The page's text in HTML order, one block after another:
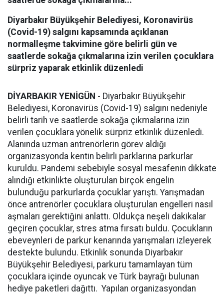
Diyarbakır Büyükşehir Belediyesi, Koronavirüs
(Covid-19) salgını kapsamında açıklanan
normalleşme takvimine göre belirli gün ve
saatlerde sokağa çıkmalarına izin verilen çocuklara
sürpriz yaparak etkinlik düzenledi
DİYARBAKIR YENİGÜN - Diyarbakır Büyükşehir
Belediyesi, Koronavirüs (Covid-19) salgını nedeniyle
belirli tarih ve saatlerde sokağa çıkmalarına izin
verilen çocuklara yönelik sürpriz etkinlik düzenledi.
Alanında uzman antrenörlerin görev aldığı
organizasyonda kentin belirli parklarına parkurlar
kuruldu. Pandemi sebebiyle sosyal mesafenin dikkate
alındığı etkinlikte oluşturulan birçok engelin
bulunduğu parkurlarda çocuklar yarıştı. Yarışmadan
önce antrenörler çocuklara oluşturulan engelleri nasıl
aşmaları gerektiğini anlattı. Oldukça neşeli dakikalar
geçiren çocuklar, stres atma fırsatı buldu. Çocukların
ebeveynleri de parkur kenarında yarışmaları izleyerek
destekte bulundu. Etkinlik sonunda Diyarbakır
Büyükşehir Belediyesi, parkuru tamamlayan tüm
çocuklara içinde oyuncak ve Türk bayrağı bulunan
hediye paketleri dağıttı. Yapılan organizasyondan